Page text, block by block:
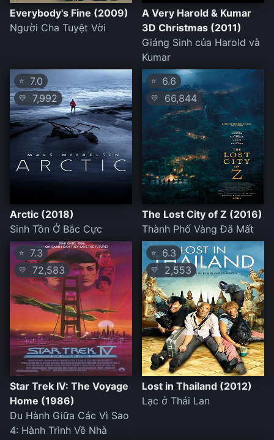
Everybody's Fine (2009)
Người Cha Tuyệt Vời
A Very Harold & Kumar
3D Christmas (2011)
Giáng Sinh của Harold và
Kumar
⭐ 7.0
💛 7,992
Arctic (2018)
Sinh Tồn Ở Bắc Cực
⭐ 6.6
💛 66,844
The Lost City of Z (2016)
Thành Phố Vàng Đã Mất
⭐ 7.3
💛 72,583
Star Trek IV: The Voyage
Home (1986)
Du Hành Giữa Các Vì Sao
4: Hành Trình Về Nhà
⭐ 6.3
💛 2,553
Lost in Thailand (2012)
Lạc ở Thái Lan